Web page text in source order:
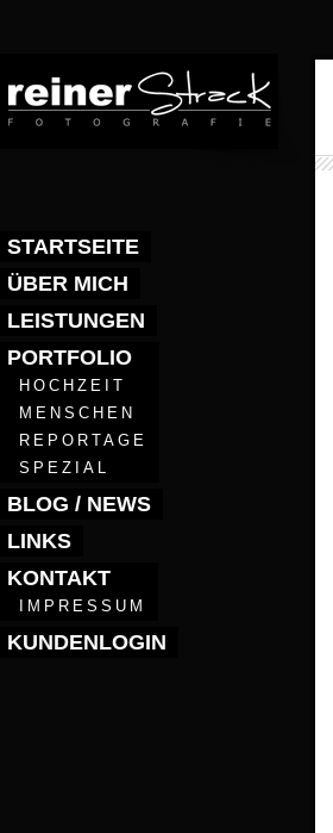
STARTSEITE
ÜBER MICH
LEISTUNGEN
PORTFOLIO
HOCHZEIT
MENSCHEN
REPORTAGE
SPEZIAL
BLOG / NEWS
LINKS
KONTAKT
IMPRESSUM
KUNDENLOGIN